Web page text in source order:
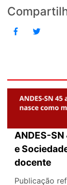
ANDES-
e
docente
Publicação